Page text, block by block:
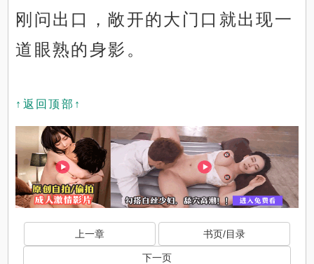
刚问出口，敞开的大门口就出现一
道眼熟的身影。
↑返回顶部↑
上一章 书页/目录
下一页